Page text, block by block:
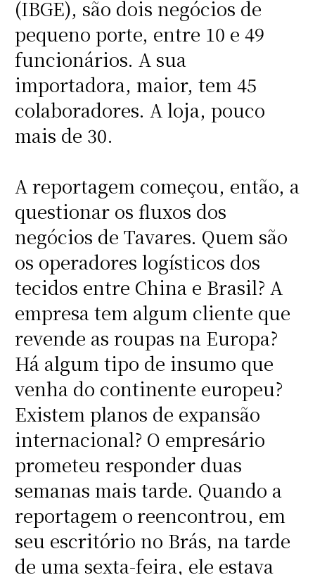
(IBGE), são dois negócios de
pequeno porte, entre 10 e 49
funcionários. A sua
importadora, maior, tem 45
colaboradores. A loja, pouco
mais de 30.
A reportagem começou, então, a
questionar os fluxos dos
negócios de Tavares. Quem são
os operadores logísticos dos
tecidos entre China e Brasil? A
empresa tem algum cliente que
revende as roupas na Europa?
Há algum tipo de insumo que
venha do continente europeu?
Existem planos de expansão
internacional? O empresário
prometeu responder duas
semanas mais tarde. Quando a
reportagem oreencontrou, em
seu escritório no Brás, na tarde
de uma sexta-feira, ele estava